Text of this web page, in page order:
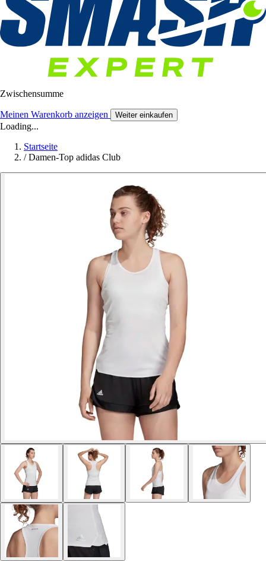
Zwischensumme
Meinen Warenkorb anzeigen Weiter einkaufen
Loading...
Startseite
/ Damen-Top adidas Club